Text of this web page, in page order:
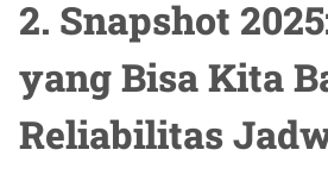
2. Snapshot
yang Bisa Kita
Reliabilitas